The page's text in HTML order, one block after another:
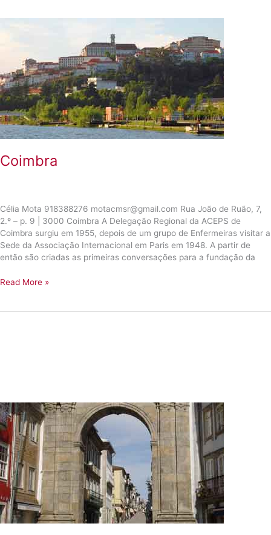
Coimbra
Célia Mota 918388276 motacmsr@gmail.com Rua João de Ruão, 7,
2.º – p. 9 | 3000 Coimbra A Delegação Regional da ACEPS de
Coimbra surgiu em 1955, depois de um grupo de Enfermeiras visitar a
Sede da Associação Internacional em Paris em 1948. A partir de
então são criadas as primeiras conversações para a fundação da
Coimbra
Read More »